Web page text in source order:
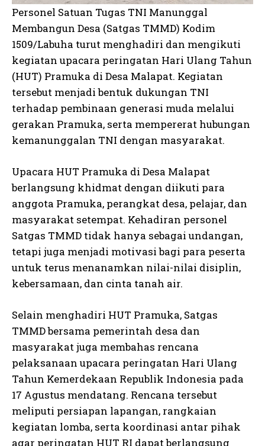
Personel Satuan Tugas TNI Manunggal
Membangun Desa (Satgas TMMD) Kodim
1509/Labuha turut menghadiri dan mengikuti
kegiatan upacara peringatan Hari Ulang Tahun
(HUT) Pramuka di Desa Malapat. Kegiatan
tersebut menjadi bentuk dukungan TNI
terhadap pembinaan generasi muda melalui
gerakan Pramuka, serta mempererat hubungan
kemanunggalan TNI dengan masyarakat.
Upacara HUT Pramuka di Desa Malapat
berlangsung khidmat dengan diikuti para
anggota Pramuka, perangkat desa, pelajar, dan
masyarakat setempat. Kehadiran personel
Satgas TMMD tidak hanya sebagai undangan,
tetapi juga menjadi motivasi bagi para peserta
untuk terus menanamkan nilai-nilai disiplin,
kebersamaan, dan cinta tanah air.
Selain menghadiri HUT Pramuka, Satgas
TMMD bersama pemerintah desa dan
masyarakat juga membahas rencana
pelaksanaan upacara peringatan Hari Ulang
Tahun Kemerdekaan Republik Indonesia pada
17 Agustus mendatang. Rencana tersebut
meliputi persiapan lapangan, rangkaian
kegiatan lomba, serta koordinasi antar pihak
agar peringatan HUT RI dapat berlangsung